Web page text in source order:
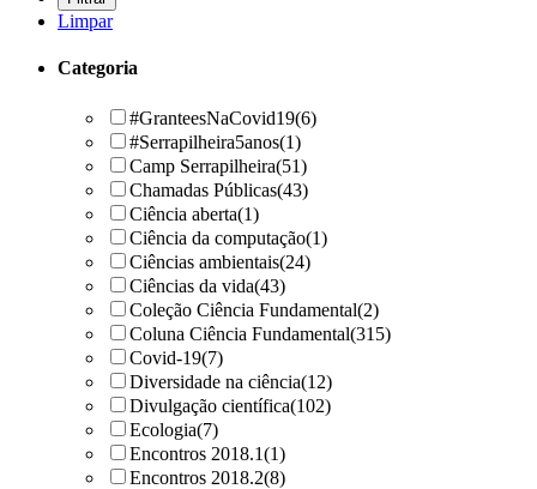
Limpar
Categoria
#GranteesNaCovid19(6)
#Serrapilheira5anos(1)
Camp Serrapilheira(51)
Chamadas Públicas(43)
Ciência aberta(1)
Ciência da computação(1)
Ciências ambientais(24)
Ciências da vida(43)
Coleção Ciência Fundamental(2)
Coluna Ciência Fundamental(315)
Covid-19(7)
Diversidade na ciência(12)
Divulgação científica(102)
Ecologia(7)
Encontros 2018.1(1)
Encontros 2018.2(8)